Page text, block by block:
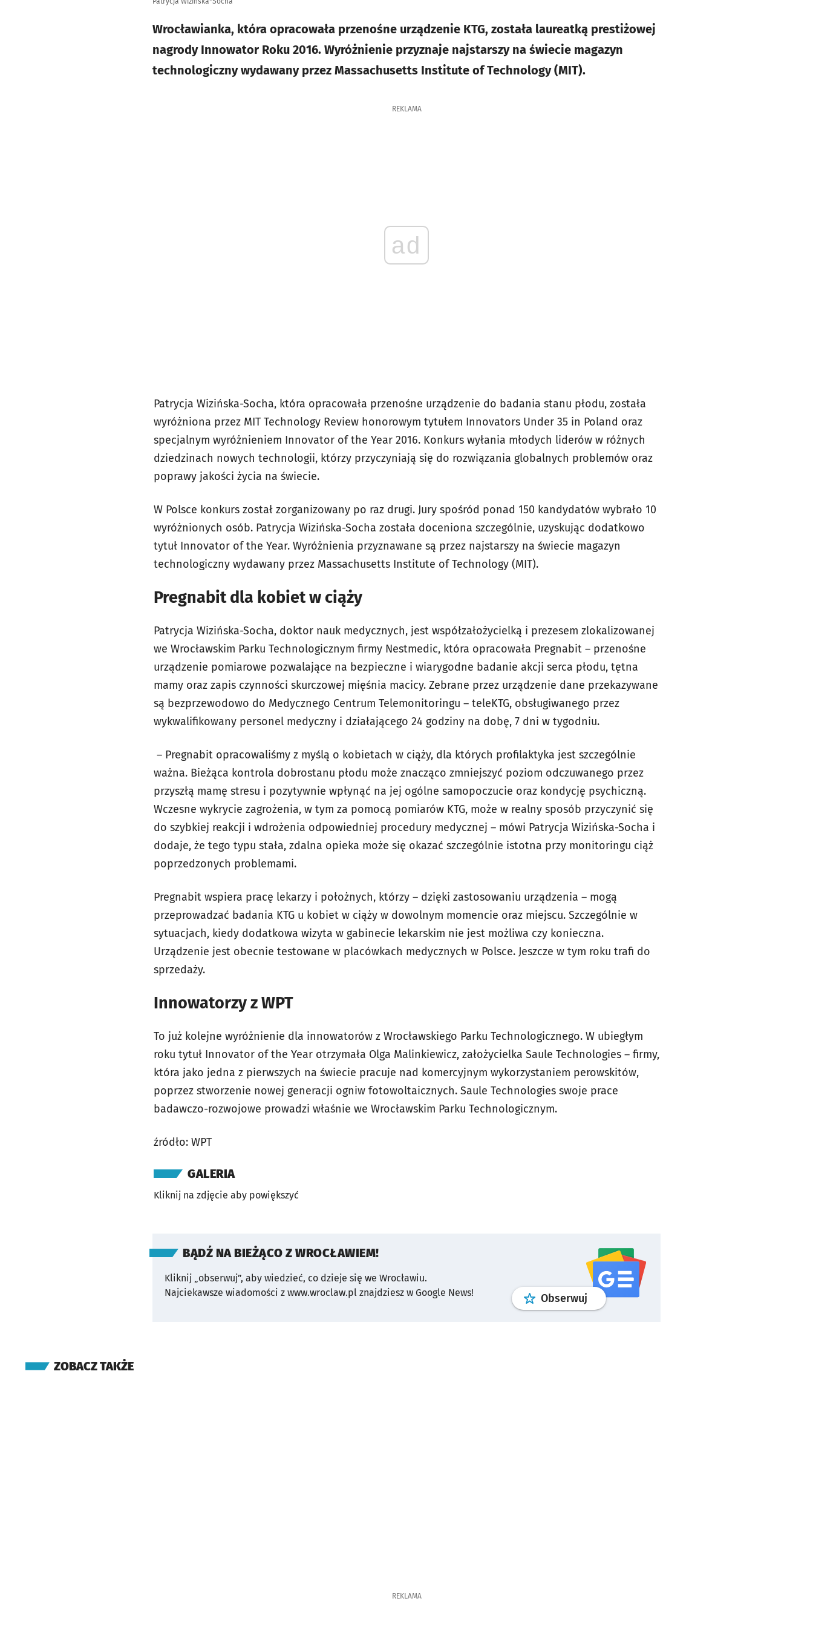
Wrocławianka, która opracowała przenośne urządzenie KTG, została laureatką prestiżowej
nagrody Innowator Roku 2016. Wyróżnienie przyznaje najstarszy na świecie magazyn
technologiczny wydawany przez Massachusetts Institute of Technology (MIT).
REKLAMA
ad
Patrycja Wizińska-Socha, która opracowała przenośne urządzenie do badania stanu płodu, została
wyróżniona przez MIT Technology Review honorowym tytułem Innovators Under 35 in Poland oraz
specjalnym wyróżnieniem Innovator of the Year 2016. Konkurs wyłania młodych liderów w różnych
dziedzinach nowych technologii, którzy przyczyniają się do rozwiązania globalnych problemów oraz
poprawy jakości życia na świecie.
W Polsce konkurs został zorganizowany po raz drugi. Jury spośród ponad 150 kandydatów wybrało 10
wyróżnionych osób. Patrycja Wizińska-Socha została doceniona szczególnie, uzyskując dodatkowo
tytuł Innovator of the Year. Wyróżnienia przyznawane są przez najstarszy na świecie magazyn
technologiczny wydawany przez Massachusetts Institute of Technology (MIT).
Pregnabit dla kobiet w ciąży
Patrycja Wizińska-Socha, doktor nauk medycznych, jest współzałożycielką i prezesem zlokalizowanej
we Wrocławskim Parku Technologicznym firmy Nestmedic, która opracowała Pregnabit – przenośne
urządzenie pomiarowe pozwalające na bezpieczne i wiarygodne badanie akcji serca płodu, tętna
mamy oraz zapis czynności skurczowej mięśnia macicy. Zebrane przez urządzenie dane przekazywane
są bezprzewodowo do Medycznego Centrum Telemonitoringu – teleKTG, obsługiwanego przez
wykwalifikowany personel medyczny i działającego 24 godziny na dobę, 7 dni w tygodniu.
– Pregnabit opracowaliśmy z myślą o kobietach w ciąży, dla których profilaktyka jest szczególnie
ważna. Bieżąca kontrola dobrostanu płodu może znacząco zmniejszyć poziom odczuwanego przez
przyszłą mamę stresu i pozytywnie wpłynąć na jej ogólne samopoczucie oraz kondycję psychiczną.
Wczesne wykrycie zagrożenia, w tym za pomocą pomiarów KTG, może w realny sposób przyczynić się
do szybkiej reakcji i wdrożenia odpowiedniej procedury medycznej – mówi Patrycja Wizińska-Socha i
dodaje, że tego typu stała, zdalna opieka może się okazać szczególnie istotna przy monitoringu ciąż
poprzedzonych problemami.
Pregnabit wspiera pracę lekarzy i położnych, którzy – dzięki zastosowaniu urządzenia – mogą
przeprowadzać badania KTG u kobiet w ciąży w dowolnym momencie oraz miejscu. Szczególnie w
sytuacjach, kiedy dodatkowa wizyta w gabinecie lekarskim nie jest możliwa czy konieczna.
Urządzenie jest obecnie testowane w placówkach medycznych w Polsce. Jeszcze w tym roku trafi do
sprzedaży.
Innowatorzy z WPT
To już kolejne wyróżnienie dla innowatorów z Wrocławskiego Parku Technologicznego. W ubiegłym
roku tytuł Innovator of the Year otrzymała Olga Malinkiewicz, założycielka Saule Technologies – firmy,
która jako jedna z pierwszych na świecie pracuje nad komercyjnym wykorzystaniem perowskitów,
poprzez stworzenie nowej generacji ogniw fotowoltaicznych. Saule Technologies swoje prace
badawczo-rozwojowe prowadzi właśnie we Wrocławskim Parku Technologicznym.
źródło: WPT
GALERIA
Kliknij na zdjęcie aby powiększyć
BĄDŹ NA BIEŻĄCO Z WROCŁAWIEM!
Kliknij „obserwuj”, aby wiedzieć, co dzieje się we Wrocławiu.
Najciekawsze wiadomości z www.wroclaw.pl znajdziesz w Google News!
Obserwuj profilgoogle news
ZOBACZ TAKŻE
REKLAMA